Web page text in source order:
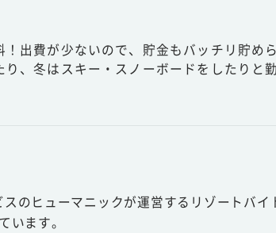
出費が少ないので、貯金もバッチリ貯
、冬はスキー・スノーボードをしたりと
のヒューマニックが運営するリゾートバ
います。